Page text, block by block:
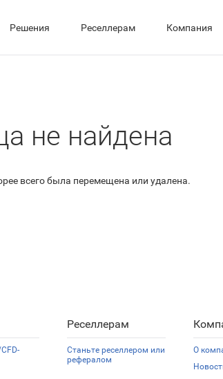
Решения Реселлерам Компания
не найдена
всего была перемещена или удалена.
Реселлерам
Станьте реселлером или
рефералом
О